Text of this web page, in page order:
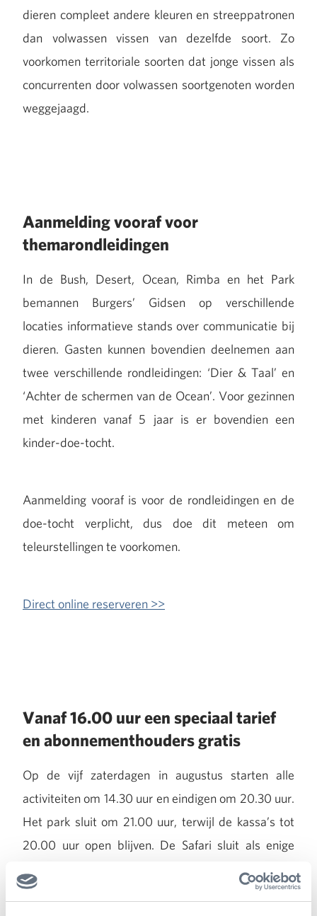
dieren compleet andere kleuren en streeppatronen
dan volwassen vissen van dezelfde soort. Zo
voorkomen territoriale soorten dat jonge vissen als
concurrenten door volwassen soortgenoten worden
weggejaagd.
Aanmelding vooraf voor
themarondleidingen
In de Bush, Desert, Ocean, Rimba en het Park
bemannen Burgers’ Gidsen op verschillende
locaties informatieve stands over communicatie bij
dieren. Gasten kunnen bovendien deelnemen aan
twee verschillende rondleidingen: ‘Dier & Taal’ en
‘Achter de schermen van de Ocean’. Voor gezinnen
met kinderen vanaf 5 jaar is er bovendien een
kinder-doe-tocht.
Aanmelding vooraf is voor de rondleidingen en de
doe-tocht verplicht, dus doe dit meteen om
teleurstellingen te voorkomen.
Direct online reserveren >>
Vanaf 16.00 uur een speciaal tarief
en abonnementhouders gratis
Op de vijf zaterdagen in augustus starten alle
activiteiten om 14.30 uur en eindigen om 20.30 uur.
Het park sluit om 21.00 uur, terwijl de kassa’s tot
20.00 uur open blijven. De Safari sluit als enige
afdeling om 18.00 uur, waarna de hoefdieren in de
displaystallen te zien zijn. Het park blijft extra lang